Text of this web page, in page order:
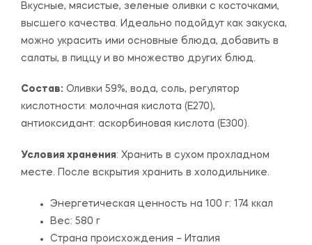
Вкусные, мясистые, зеленые оливки с косточками,
высшего качества. Идеально подойдут как закуска,
можно украсить ими основные блюда, добавить в
салаты, в пиццу и во множество других блюд.
Состав: Оливки 59%, вода, соль, регулятор
кислотности: молочная кислота (Е270),
антиоксидант: аскорбиновая кислота (Е300).
Условия хранения: Хранить в сухом прохладном
месте. После вскрытия хранить в холодильнике.
Энергетическая ценность на 100 г: 174 ккал
Вес: 580 г
Страна происхождения – Италия